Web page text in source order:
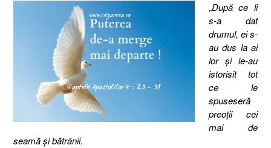
„După ce li
s-a dat
drumul, ei s-
au dus la ai
lor şi le-au
istorisit tot
ce le
spuseseră
preoţii cei
mai de
seamă şi bătrânii.